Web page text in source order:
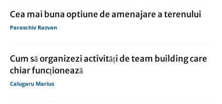
Cea mai buna optiune de amenajare a terenului
Paraschiv Razvan
Cum să organizezi activități de team building care
chiar funcționează
Calugaru Marius